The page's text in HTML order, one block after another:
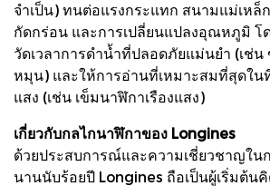
จำเป็น) ทนต่อแรงกระแทก สนามแม่เหล็
กัดกร่อน และการเปลี่ยนแปลงอุณหภูมิ โ
วัดเวลาการดำน้ำที่ปลอดภัยแม่นยำ (เช่น
หมุน) และให้การอ่านที่เหมาะสมที่สุดใน
แสง (เช่น เข็มนาฬิกาเรืองแสง)
เกี่ยวกับกลไกนาฬิกาของ Longines
ด้วยประสบการณ์และความเชี่ยวชาญใน
นานนับร้อยปี Longines ถือเป็นผู้เริ่มต้น